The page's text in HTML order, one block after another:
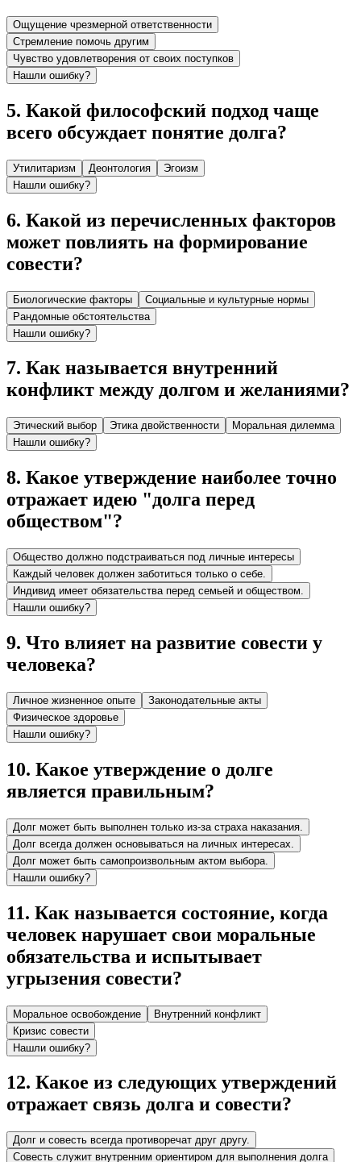
Ощущение чрезмерной ответственности
Стремление помочь другим
Чувство удовлетворения от своих поступков
Нашли ошибку?
5. Какой философский подход чаще
всего обсуждает понятие долга?
Утилитаризм Деонтология
Эгоизм
Нашли ошибку?
6. Какой из перечисленных факторов
может повлиять на формирование
совести?
Биологические факторы
Социальные и культурные нормы
Рандомные обстоятельства
Нашли ошибку?
7. Как называется внутренний
конфликт между долгом и желаниями?
Этический выбор Этика двойственности
Моральная дилемма
Нашли ошибку?
8. Какое утверждение наиболее точно
отражает идею "долга перед
обществом"?
Общество должно подстраиваться под личные интересы
Каждый человек должен заботиться только о себе.
Индивид имеет обязательства перед семьей и обществом.
Нашли ошибку?
9. Что влияет на развитие совести у
человека?
Личное жизненное опыте
Законодательные акты
Физическое здоровье
Нашли ошибку?
10. Какое утверждение о долге
является правильным?
Долг может быть выполнен только из-за страха наказания.
Долг всегда должен основываться на личных интересах.
Долг может быть самопроизвольным актом выбора.
Нашли ошибку?
11. Как называется состояние, когда
человек нарушает свои моральные
обязательства и испытывает
угрызения совести?
Моральное освобождение
Внутренний конфликт
Кризис совести
Нашли ошибку?
12. Какое из следующих утверждений
отражает связь долга и совести?
Долг и совесть всегда противоречат друг другу.
Совесть служит внутренним ориентиром для выполнения долга